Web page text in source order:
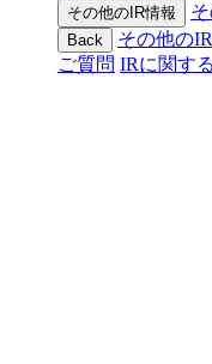
その他のIR情報
Back その他の
ご質問 IRに関す